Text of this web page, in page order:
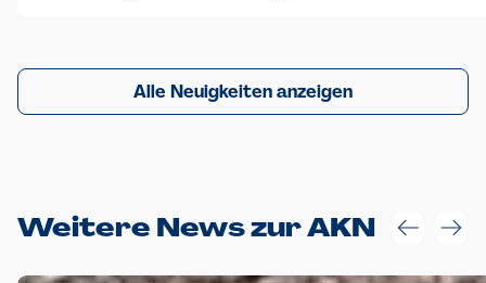
Alle Neuigkeiten anzeigen
Weitere News zur AKN